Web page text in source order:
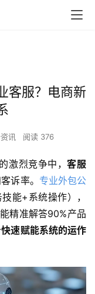
客服？电商新
讯 阅读 376
激烈竞争中，客服
诉率。 专业外包公
能+系统操作），
精准解答90%产品
快速赋能系统的运作